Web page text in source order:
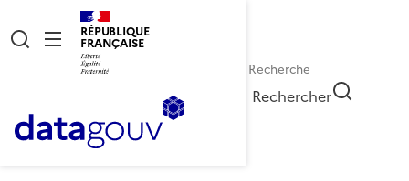
RÉPUBLIQUE
FRANÇAISE
Rechercher